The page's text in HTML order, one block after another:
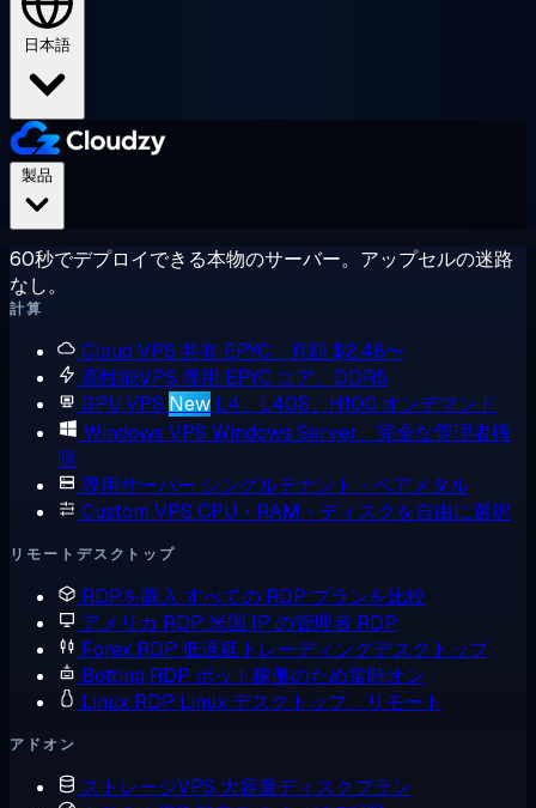
日本語
60秒でデプロイできる本物のサーバー。アップセルの迷路
なし。
計算
Cloud VPS 共有 EPYC、月額 $2.48〜
高性能VPS 専用 EPYC コア、DDR5
GPU VPS New L4、L40S、H100 オンデマンド
Windows VPS Windows Server、完全な管理者権
限
専用サーバー シングルテナント・ベアメタル
Custom VPS CPU・RAM・ディスクを自由に選択
リモートデスクトップ
RDPを購入 すべての RDP プランを比較
アメリカ RDP 米国 IP の管理者 RDP
Forex RDP 低遅延トレーディングデスクトップ
Botting RDP ボット稼働のため常時オン
Linux RDP Linux デスクトップ、リモート
アドオン
ストレージVPS 大容量ディスクプラン